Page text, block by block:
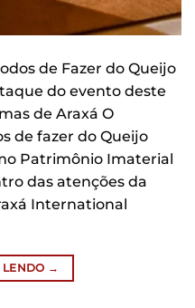
de Fazer do Queijo
do evento deste
de Araxá O
de fazer do Queijo
Patrimônio Imaterial
das atenções da
International
→